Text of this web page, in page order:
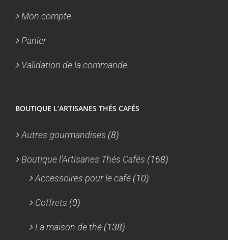
Mon compte
Panier
Validation de la commande
BOUTIQUE L’ARTISANES THÉS CAFÉS
Autres gourmandises (8)
Boutique l'Artisanes Thés Cafés (168)
Accessoires pour le café (10)
Coffrets (0)
La maison de thé (138)